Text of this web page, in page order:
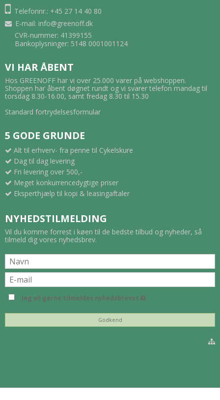
Telefonnr.: +45 27 14 40 80
E-mail: info@greenoff.dk
CVR-nummer: 41399155
Bankoplysninger: 5148 0001001124
VI HAR ÅBENT
Hos GREENOFF har vi over 25.000 varer på webshoppen.
Shoppen har åbent døgnet rundt og vi svarer telefon mandag til
torsdag 8.30-16.00, samt fredag 8.30 til 15.30
Standard fortrydelsesformular
5 GODE GRUNDE
Alt til erhverv- fra penne til Cykelskure
Dag til dag levering
Fri levering over 500,-
Meget konkurrencedygtige priser
Eksperthjælp til kopi & leasingaftaler
NYHEDSTILMELDING
Vil du komme forrest i køen til de bedste tilbud og nyheder, så
tilmeld dig vores nyhedsbrev.
Jeg vil gerne tilmeldes nyhedsbrevet
Godkend